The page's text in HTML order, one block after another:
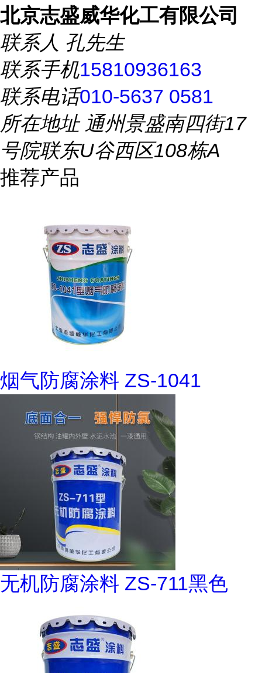
北京志盛威华化工有限公司
联系人 孔先生
联系手机15810936163
联系电话010-5637 0581
所在地址通州景盛南四街17
号院联东U谷西区108栋A
推荐产品
烟气防腐涂料 ZS-1041
无机防腐涂料 ZS-711黑色